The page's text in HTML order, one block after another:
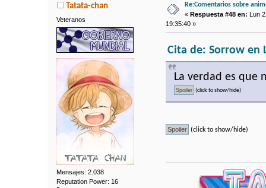
Tatata-chan
Veteranos
Mensajes: 2.038
Reputation Power: 16
Re:Comentarios sobre
«Respuesta #48 en: Lun
19:35:40 »
Cita de: Sorrow en
La verdad es que
(click to show/hide)
(click to show/hide)